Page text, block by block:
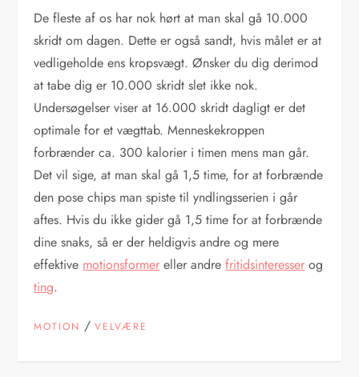
De fleste af os har nok hørt at man skal gå 10.000
skridt om dagen. Dette er også sandt, hvis målet er at
vedligeholde ens kropsvægt. Ønsker du dig derimod
at tabe dig er 10.000 skridt slet ikke nok.
Undersøgelser viser at 16.000 skridt dagligt er det
optimale for et vægttab. Menneskekroppen
forbrænder ca. 300 kalorier i timen mens man går.
Det vil sige, at man skal gå 1,5 time, for at forbrænde
den pose chips man spiste til yndlingsserien i går
aftes. Hvis du ikke gider gå 1,5 time for at forbrænde
dine snaks, så er der heldigvis andre og mere
effektive motionsformer eller andrefritidsinteresser og
ting.
MOTION /VELVÆRE